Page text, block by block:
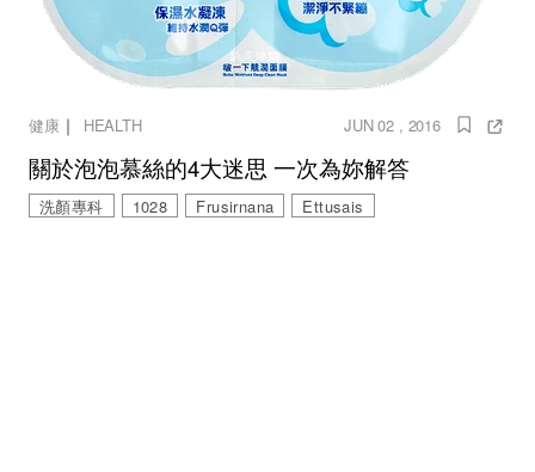
健康 ｜ HEALTH JUN 02 , 2016
關於泡泡慕絲的4大迷思 一次為妳解答
洗顏專科 1028 Frusirnana Ettusais